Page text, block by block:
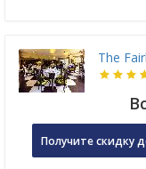
The
Получите скидку